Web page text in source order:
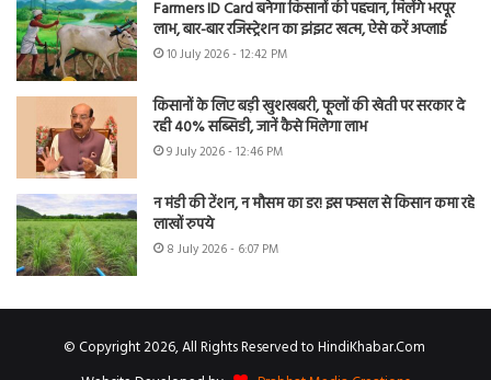
Farmers ID Card बनेगा किसानों की पहचान, मिलेंगे भरपूर
लाभ, बार-बार रजिस्ट्रेशन का झंझट खत्म, ऐसे करें अप्लाई
10 July 2026 - 12:42 PM
किसानों के लिए बड़ी खुशखबरी, फूलों की खेती पर सरकार दे
रही 40% सब्सिडी, जानें कैसे मिलेगा लाभ
9 July 2026 - 12:46 PM
न मंडी की टेंशन, न मौसम का डर! इस फसल से किसान कमा रहे
लाखों रुपये
8 July 2026 - 6:07 PM
© Copyright 2026, All Rights Reserved to HindiKhabar.Com